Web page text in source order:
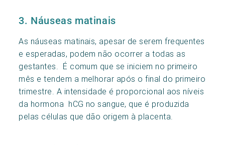
3. Náuseas matinais
As náuseas matinais, apesar de serem frequentes
e esperadas, podem não ocorrer a todas as
gestantes. É comum que se iniciem no primeiro
mês e tendem a melhorar após o final do primeiro
trimestre. A intensidade é proporcional aos níveis
da hormona hCG no sangue, que é produzida
pelas células que dão origem à placenta.